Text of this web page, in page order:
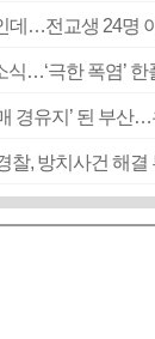
데…전교생 24명
…‘극한 폭염’ 한
경유지’ 된 부산
찰, 방치사건 해결